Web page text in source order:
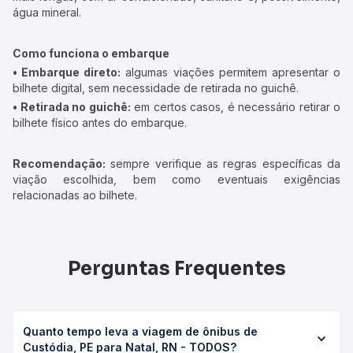
água mineral.
Como funciona o embarque
• Embarque direto: algumas viações permitem apresentar o
bilhete digital, sem necessidade de retirada no guichê.
• Retirada no guichê: em certos casos, é necessário retirar o
bilhete físico antes do embarque.
Recomendação: sempre verifique as regras específicas da
viação escolhida, bem como eventuais exigências
relacionadas ao bilhete.
Perguntas Frequentes
Quanto tempo leva a viagem de ônibus de
Custódia, PE para Natal, RN - TODOS?